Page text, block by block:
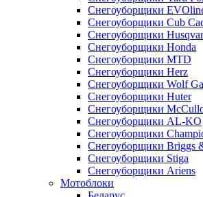
Снегоуборщики
Снегоуборщики Cub
Снегоуборщики
Снегоуборщики Honda
Снегоуборщики MTD
Снегоуборщики Herz
Снегоуборщики Wolf
Снегоуборщики Huter
Снегоуборщики
Снегоуборщики AL-KO
Снегоуборщики
Снегоуборщики Briggs
Снегоуборщики Stiga
Снегоуборщики Ariens
Мотоблоки